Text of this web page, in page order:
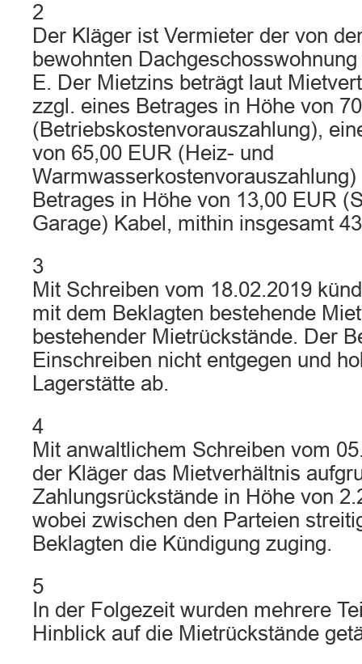
2
Der Kläger ist Vermieter der von
bewohnten
E. Der Mietzins beträgt laut
zzgl. eines Betrages in Höhe von
(Betriebskostenvorauszahlung),
von 65,00 EUR (Heiz- und
Betrages in Höhe von 13,00 EUR
Garage) Kabel, mithin insgesamt
3
Mit Schreiben vom 18.02.2019
mit dem Beklagten bestehende
bestehender Mietrückstände. Der
Einschreiben nicht entgegen und
Lagerstätte ab.
4
Mit anwaltlichem Schreiben vom
der Kläger das Mietverhältnis
Zahlungsrückstände in Höhe von
wobei zwischen den Parteien
Beklagten die Kündigung zuging.
5
In der Folgezeit wurden mehrere
Hinblick auf die Mietrückstände